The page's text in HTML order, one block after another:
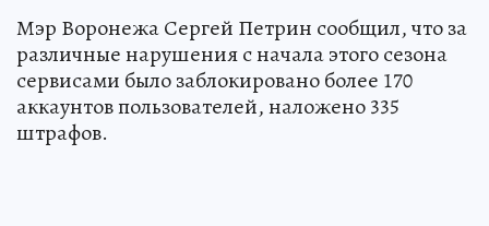
Мэр Воронежа Сергей Петрин сообщил, что за
различные нарушения с начала этого сезона
сервисами было заблокировано более 170
аккаунтов пользователей, наложено 335
штрафов.